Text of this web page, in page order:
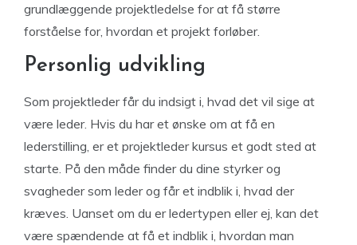
grundlæggende projektledelse for at få større
forståelse for, hvordan et projekt forløber.
Personlig udvikling
Som projektleder får du indsigt i, hvad det vil sige at
være leder. Hvis du har et ønske om at få en
lederstilling, er et projektleder kursus et godt sted at
starte. På den måde finder du dine styrker og
svagheder som leder og får et indblik i, hvad der
kræves. Uanset om du er ledertypen eller ej, kan det
være spændende at få et indblik i, hvordan man